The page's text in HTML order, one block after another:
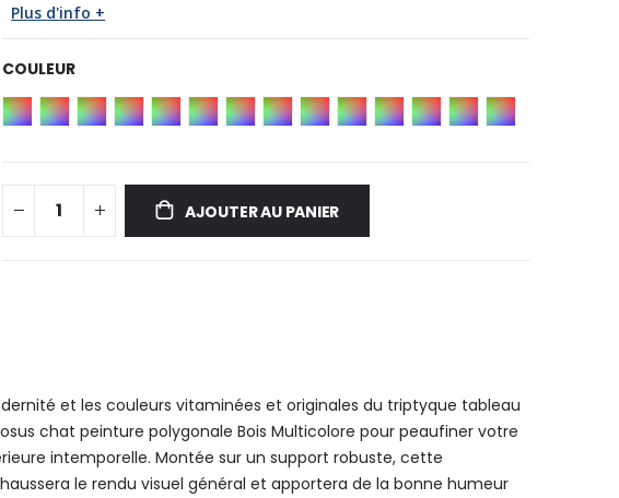
Plus d'info +
COULEUR
AJOUTER AU PANIER
et les couleurs vitaminées et originales du triptyque tableau
chat peinture polygonale Bois Multicolore pour peaufiner votre
intemporelle. Montée sur un support robuste, cette
le rendu visuel général et apportera de la bonne humeur